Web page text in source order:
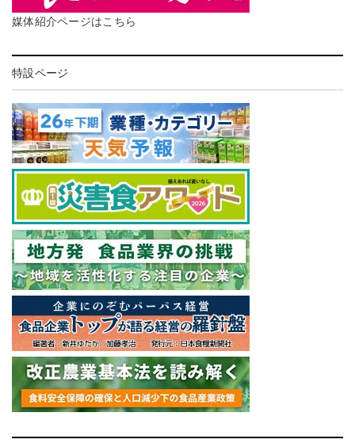
媒体紹介ページはこちら
特設ページ